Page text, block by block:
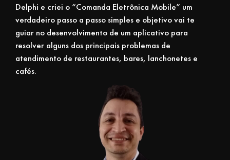
Delphi e criei o “Comanda Eletrônica Mobile” um
verdadeiro passo a passo simples e objetivo vai te
guiar no desenvolvimento de um aplicativo para
resolver alguns dos principais problemas de
atendimento de restaurantes, bares, lanchonetes e
cafés.